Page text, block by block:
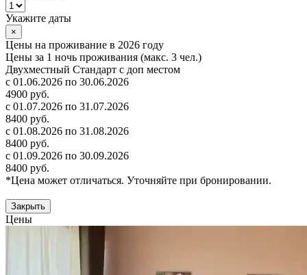
Укажите даты
×
Цены на проживание в 2026 году
Цены за 1 ночь проживания (макс. 3 чел.)
Двухместный Стандарт с доп местом
с 01.06.2026 по 30.06.2026
4900 руб.
с 01.07.2026 по 31.07.2026
8400 руб.
с 01.08.2026 по 31.08.2026
8400 руб.
с 01.09.2026 по 30.09.2026
8400 руб.
*Цена может отличаться. Уточняйте при бронировании.
Закрыть
Цены